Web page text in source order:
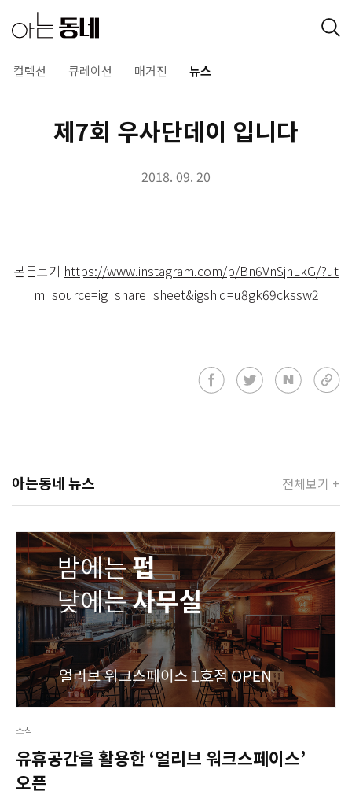
컬렉션 큐레이션 매거진 뉴스
제7회 우사단데이 입니다
2018. 09. 20
본문보기 https://www.instagram.com/p/Bn6VnSjnLkG/?ut
m_source=ig_share_sheet&igshid=u8gk69ckssw2
아는동네 뉴스 전체보기 +
소식
유휴공간을 활용한 ‘얼리브 워크스페이스’
오픈